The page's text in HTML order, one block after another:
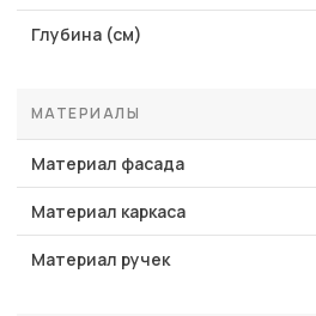
Глубина (см)
МАТЕРИАЛЫ
Материал фасада
Материал каркаса
Материал ручек